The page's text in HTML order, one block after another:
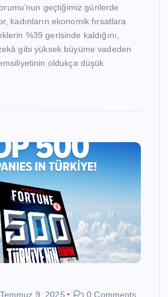
geçtiğimiz günlerde
kadınların ekonomik fırsatlara
%39 gerisinde kaldığını,
gibi yüksek büyüme vadeden
oldukça düşük
Temmuz 9, 2025 0 Comments